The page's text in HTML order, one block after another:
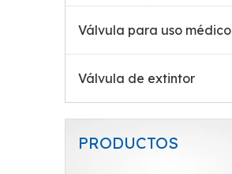
Válvula para uso médico
Válvula de extintor
PRODUCTOS